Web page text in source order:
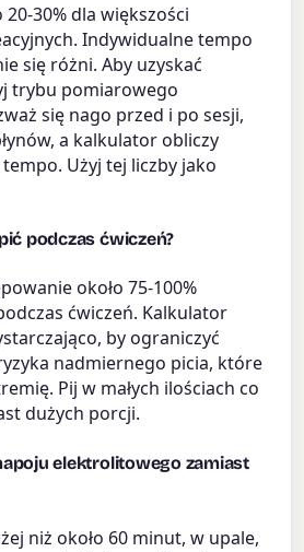
30% dla większości
Indywidualne tempo
się różni. Aby uzyskać
trybu pomiarowego
się nago przed i po sesji,
a kalkulator obliczy
Użyj tej liczby jako
podczas ćwiczeń?
około 75-100%
ćwiczeń. Kalkulator
by ograniczyć
nadmiernego picia, które
Pij w małych ilościach co
dużych porcji.
elektrolitowego zamiast
niż około 60 minut, w upale,